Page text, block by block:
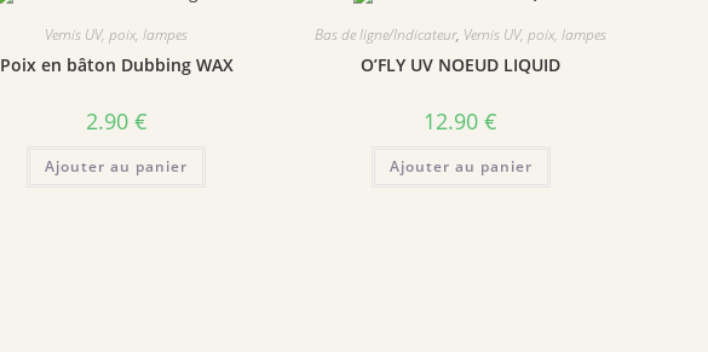
Vernis UV, poix, lampes
Poix en bâton Dubbing WAX
2.90 €
Ajouter au panier
Bas de ligne/Indicateur, Vernis UV, poix, lampes
O’FLY UV NOEUD LIQUID
12.90€
Ajouter au panier